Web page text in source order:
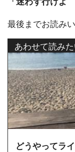
最後までお読み
あわせて読み
どうやってラ